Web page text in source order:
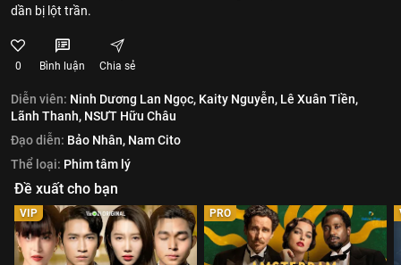
dần bị lột trần.
0 Bình luận Chia sẻ
Diễn viên: Ninh Dương Lan Ngọc, Kaity Nguyễn, Lê Xuân Tiền,
Lãnh Thanh, NSƯT Hữu Châu
Đạo diễn: Bảo Nhân, Nam Cito
Thể loại: Phim tâm lý
Đề xuất cho bạn
VIP PRO